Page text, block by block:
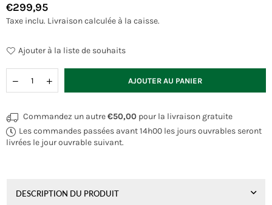
Prix
régulier
€299,95
Taxe inclu. Livraisoncalculée à la caisse.
Ajouter à la liste de souhaits
AJOUTER AU PANIER
Commandez un autre€50,00 pour la livraison gratuite
Les commandes passées avant 14h00 les jours ouvrables seront
livrées le jour ouvrable suivant.
DESCRIPTION DU PRODUIT